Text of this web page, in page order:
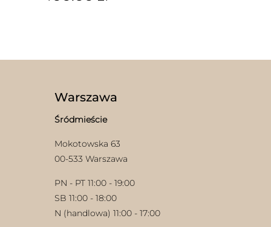
na
produktu
Warszawa
Śródmieście
Mokotowska 63
00-533 Warszawa
PN - PT 11:00 - 19:00
SB 11:00 - 18:00
N (handlowa) 11:00 - 17:00